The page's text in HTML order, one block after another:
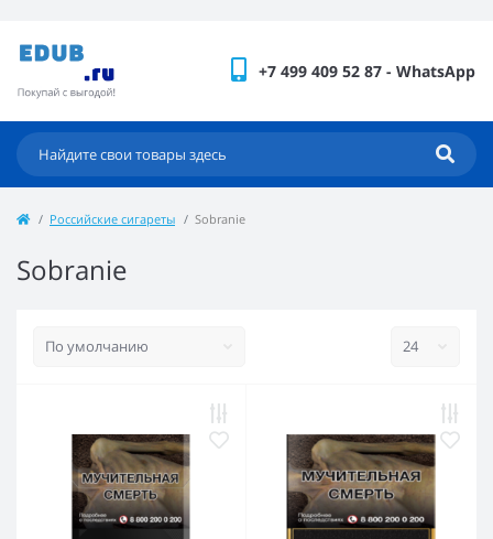
+7 499 409 52 87 - WhatsApp
Российские сигареты Sobranie
Sobranie